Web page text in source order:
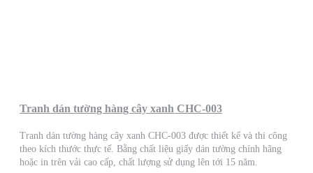
Tranh dán tường hàng cây xanh CHC-003
Tranh dán tường hàng cây xanh CHC-003 được thiết kế và thi công
theo kích thước thực tế. Bằng chất liệu giấy dán tường chính hãng
hoặc in trên vải cao cấp, chất lượng sử dụng lên tới 15 năm.